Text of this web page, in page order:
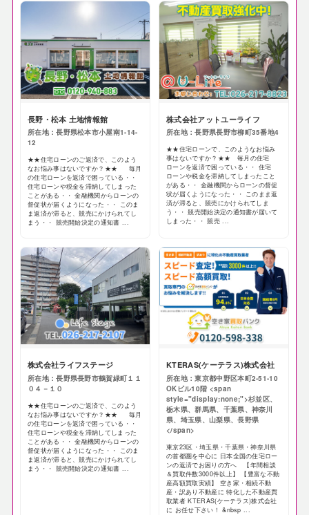
長野・松本 土地情報館
所在地：長野県松本市小屋南1-14-
12
★★住宅ローンのご返済で、このよう
なお悩み事はないですか？★★ 毎月
の住宅ローンを返済で困っている・・
住宅ローンや税金を滞納してしまった
ことがある・・ 金融機関からローンの
督促状が届くようになった・・ このま
ま返済が滞ると、競売にかけられてし
まう・・ 競売開始決定の通知書 ...
株式会社アットユーライフ
所在地：長野県長野市柳町35番地4
★★住宅ローンで、このようなお悩み
事はないですか？★★ 毎月の住宅
ローンを返済で困っている・・ 住宅
ローンや税金を滞納してしまったこと
がある・・ 金融機関からローンの督促
状が届くようになった・・ このまま返
済が滞ると、競売にかけられてしま
う・・ 競売開始決定の通知書が届いて
しまった・・ 競売 ...
株式会社ライフステージ
所在地：長野県長野市鶴賀緑町１１
０４－１０
★★住宅ローンのご返済で、このよう
なお悩み事はないですか？★★ 毎月
の住宅ローンを返済で困っている・・
住宅ローンや税金を滞納してしまった
ことがある・・ 金融機関からローンの
督促状が届くようになった・・ このま
ま返済が滞ると、競売にかけられてし
まう・・ 競売開始決定の通知書 ...
KTERAS(ケーテラス)株式会社
所在地：東京都中野区本町2-51-10
OKビル10階 <span
style="display:none;">杉並区、
栃木県、群馬県、千葉県、神奈川
県、埼玉県、山梨県、長野県
</span>
東京23区・埼玉県・千葉県・神奈川県
の首都圏を中心に 日本全国の住宅ロー
ンの返済でお困りの方へ 【年間相談
＆買取件数3000件以上】 【豊富な不動
産高額買取実績】 空き家・相続不動
産・訳あり不動産に 特化した不動産買
取業者 KTERAS(ケーテラス)株式会社
に お任せ下さい！ &nbsp ...